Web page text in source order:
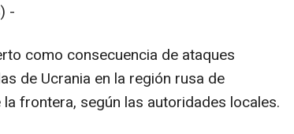
-
como consecuencia de ataques
de Ucrania en la región rusa de
frontera, según las autoridades locales.